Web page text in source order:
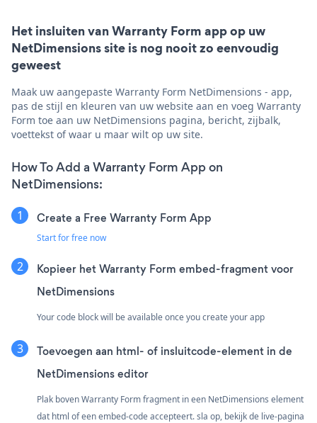
Het insluiten van Warranty Form app op uw
NetDimensions site is nog nooit zo eenvoudig
geweest
Maak uw aangepaste Warranty Form NetDimensions - app,
pas de stijl en kleuren van uw website aan en voeg Warranty
Form toe aan uw NetDimensions pagina, bericht, zijbalk,
voettekst of waar u maar wilt op uw site.
How To Add a Warranty Form App on
NetDimensions:
Create a Free Warranty Form App
Start for free now
Kopieer het Warranty Form embed-fragment voor
NetDimensions
Your code block will be available once you create your app
Toevoegen aan html- of insluitcode-element in de
NetDimensions editor
Plak boven Warranty Form fragment in een NetDimensions element
dat html of een embed-code accepteert. sla op, bekijk de live-pagina